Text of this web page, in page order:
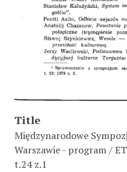
Title
Międzynarodowe
Warszawie - program /
t.24 z.1